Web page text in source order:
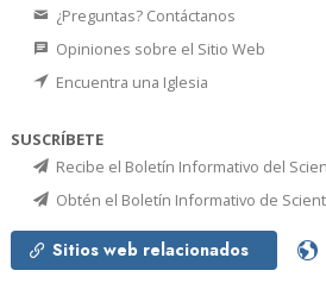
¿Preguntas? Contáctanos
Opiniones sobre el Sitio Web
Encuentra una Iglesia
SUSCRÍBETE
Recibe el Boletín Informativo del
Obtén el Boletín Informativo de
Sitios web relacionados